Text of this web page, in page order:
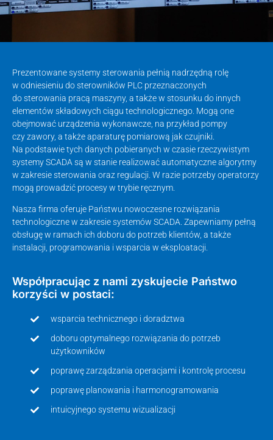
Prezentowane systemy sterowania pełnią nadrzędną rolę
w odniesieniu do sterowników PLC przeznaczonych
do sterowania pracą maszyny, a także w stosunku do innych
elementów składowych ciągu technologicznego. Mogą one
obejmować urządzenia wykonawcze, na przykład pompy
czy zawory, a także aparaturę pomiarową jak czujniki.
Na podstawie tych danych pobieranych w czasie rzeczywistym
systemy SCADA są w stanie realizować automatyczne algorytmy
w zakresie sterowania oraz regulacji. W razie potrzeby operatorzy
mogą prowadzić procesy w trybie ręcznym.
Nasza firma oferuje Państwu nowoczesne rozwiązania
technologiczne w zakresie systemów SCADA. Zapewniamy pełną
obsługę w ramach ich doboru do potrzeb klientów, a także
instalacji, programowania i wsparcia w eksploatacji.
Współpracując z nami zyskujecie Państwo
korzyści w postaci:
wsparcia technicznego i doradztwa
doboru optymalnego rozwiązania do potrzeb
użytkowników
poprawę zarządzania operacjami i kontrolę procesu
poprawę planowania i harmonogramowania
intuicyjnego systemu wizualizacji